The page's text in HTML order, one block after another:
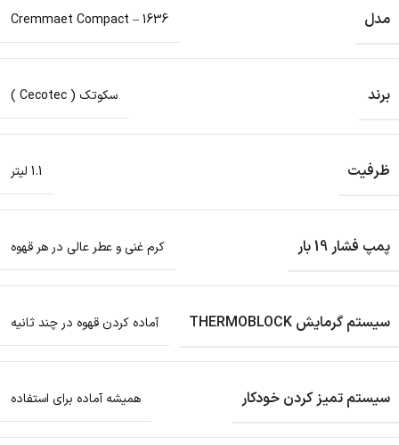
مدل Cremmaet Compact – 1636
برند سکوتک ( Cecotec )
ظرفیت 1.1 لیتر
پمپ فشار 19 بار کرم غنی و عطر عالی در هر قهوه
سیستم گرمایش THERMOBLOCK آماده کردن قهوه در چند ثانیه
سیستم تمیز کردن خودکار همیشه آماده برای استفاده